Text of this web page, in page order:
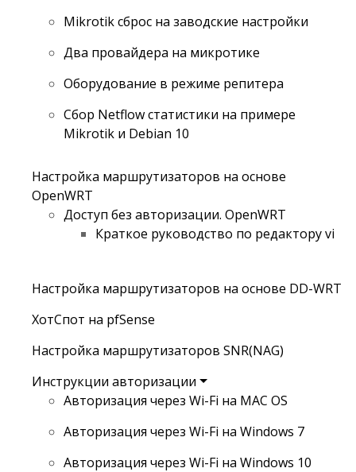
Mikrotik сброс на заводские настройки
Два провайдера на микротике
Оборудование в режиме репитера
Сбор Netflow статистики на примере
Mikrotik и Debian 10
Настройка маршрутизаторов на основе
OpenWRT
Доступ без авторизации. OpenWRT
Краткое руководство по редактору vi
Настройка маршрутизаторов на основе DD-WRT
ХотСпот на pfSense
Настройка маршрутизаторов SNR(NAG)
Инструкции авторизации
Авторизация через Wi-Fi на MAC OS
Авторизация через Wi-Fi на Windows 7
Авторизация через Wi-Fi на Windows 10